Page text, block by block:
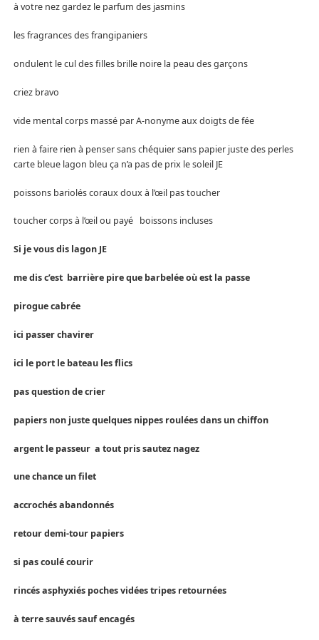
à votre nez gardez le parfum des jasmins
les fragrances des frangipaniers
ondulent le cul des filles brille noire la peau des garçons
criez bravo
vide mental corps massé par A-nonyme aux doigts de fée
rien à faire rien à penser sans chéquier sans papier juste des perles
carte bleue lagon bleu ça n’a pas de prix le soleil JE
poissons bariolés coraux doux à l’œil pas toucher
toucher corps à l’œil ou payé boissons incluses
Si je vous dis lagon JE
me dis c’est barrière pire que barbelée où est la passe
pirogue cabrée
ici passer chavirer
ici le port le bateau les flics
pas question de crier
papiers non juste quelques nippes roulées dans un chiffon
argent le passeur a tout pris sautez nagez
une chance un filet
accrochés abandonnés
retour demi-tour papiers
si pas coulé courir
rincés asphyxiés poches vidées tripes retournées
à terre sauvés sauf encagés